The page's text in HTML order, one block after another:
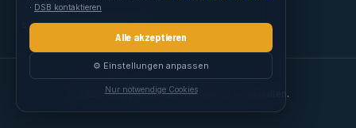
support@findmywerkstatt.at
© 2026 FindMyWerkstatt. Alle Rechte vorbehalten.
· DSB kontaktieren
Alle akzeptieren
⚙️ Einstellungen anpassen
Nur notwendige Cookies